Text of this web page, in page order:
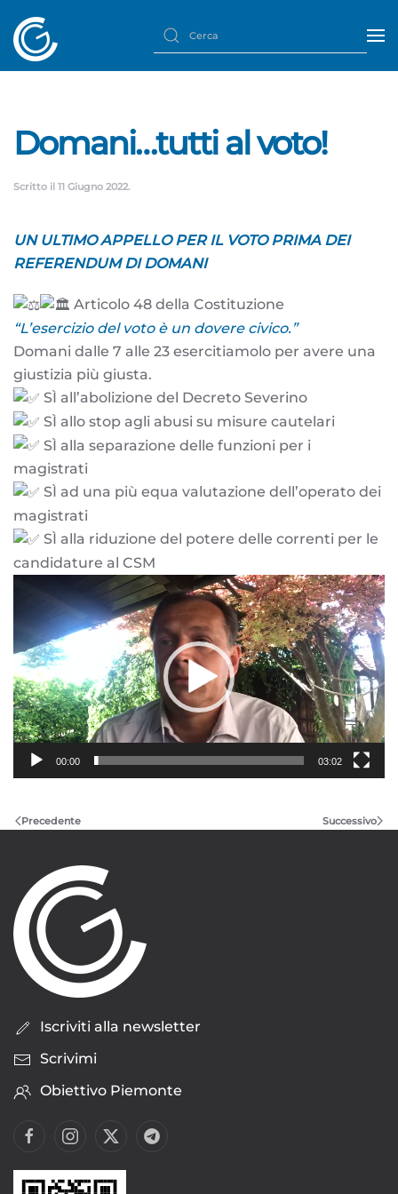
Domani…tutti al voto!
Scritto il 11 Giugno 2022.
UN ULTIMO APPELLO PER IL VOTO PRIMA DEI
REFERENDUM DI DOMANI
Articolo 48 della Costituzione
“L’esercizio del voto è un dovere civico.”
Domani dalle 7 alle 23 esercitiamolo per avere una
giustizia più giusta.
SÌ all’abolizione del Decreto Severino
SÌ allo stop agli abusi su misure cautelari
SÌ alla separazione delle funzioni per i
magistrati
SÌ ad una più equa valutazione dell’operato dei
magistrati
SÌ alla riduzione del potere delle correnti per le
candidature al CSM
Player
00:00 03:02
Precedente Successivo
Iscriviti alla newsletter
Scrivimi
Obiettivo Piemonte